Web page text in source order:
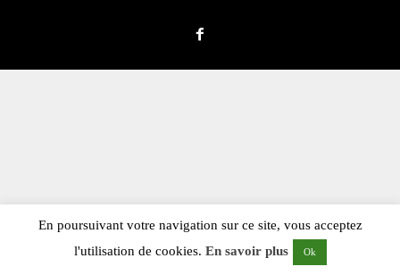
En poursuivant votre navigation sur ce site, vous acceptez
l'utilisation de cookies. En savoir plus Ok